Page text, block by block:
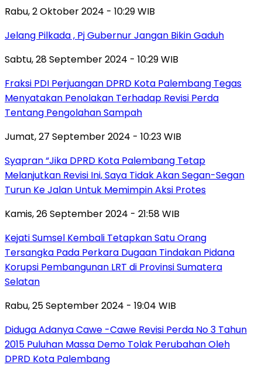
Rabu, 2 Oktober 2024 - 10:29 WIB
Jelang Pilkada , Pj Gubernur Jangan Bikin Gaduh
Sabtu, 28 September 2024 - 10:29 WIB
Fraksi PDI Perjuangan DPRD Kota Palembang Tegas
Menyatakan Penolakan Terhadap Revisi Perda
Tentang Pengolahan Sampah
Jumat, 27 September 2024 - 10:23 WIB
Syapran “Jika DPRD Kota Palembang Tetap
Melanjutkan Revisi Ini, Saya Tidak Akan Segan-Segan
Turun Ke Jalan Untuk Memimpin Aksi Protes
Kamis, 26 September 2024 - 21:58 WIB
Kejati Sumsel Kembali Tetapkan Satu Orang
Tersangka Pada Perkara Dugaan Tindakan Pidana
Korupsi Pembangunan LRT di Provinsi Sumatera
Selatan
Rabu, 25 September 2024 - 19:04 WIB
Diduga Adanya Cawe -Cawe Revisi Perda No 3 Tahun
2015 Puluhan Massa Demo Tolak Perubahan Oleh
DPRD Kota Palembang